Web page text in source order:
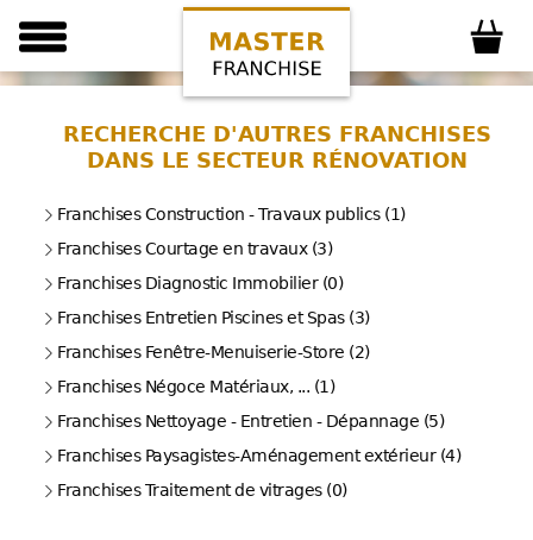
RECHERCHE D'AUTRES FRANCHISES
DANS LE SECTEUR RÉNOVATION
Franchises Construction - Travaux publics (1)
Franchises Courtage en travaux (3)
Franchises Diagnostic Immobilier (0)
Franchises Entretien Piscines et Spas (3)
Franchises Fenêtre-Menuiserie-Store (2)
Franchises Négoce Matériaux, ... (1)
Franchises Nettoyage - Entretien - Dépannage (5)
Franchises Paysagistes-Aménagement extérieur (4)
Franchises Traitement de vitrages (0)